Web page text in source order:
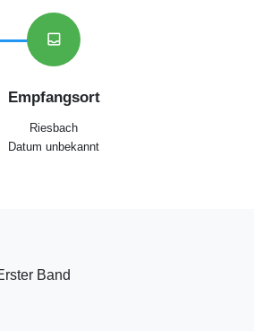
inbox
Empfangsort
Riesbach
Datum unbekannt
Band